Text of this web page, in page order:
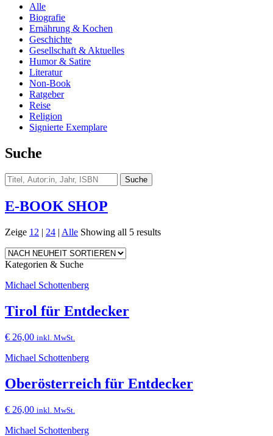
Alle
Biografie
Ernährung & Kochen
Geschichte
Gesellschaft & Aktuelles
Humor & Satire
Literatur
Non-Book
Ratgeber
Reise
Religion
Signierte Exemplare
Suche
E-BOOK SHOP
Zeige 12 | 24 | Alle Showing all 5 results
Kategorien & Suche
Michael Schottenberg
Tirol für Entdecker
€ 26,00 inkl. MwSt.
Michael Schottenberg
Oberösterreich für Entdecker
€ 26,00 inkl. MwSt.
Michael Schottenberg